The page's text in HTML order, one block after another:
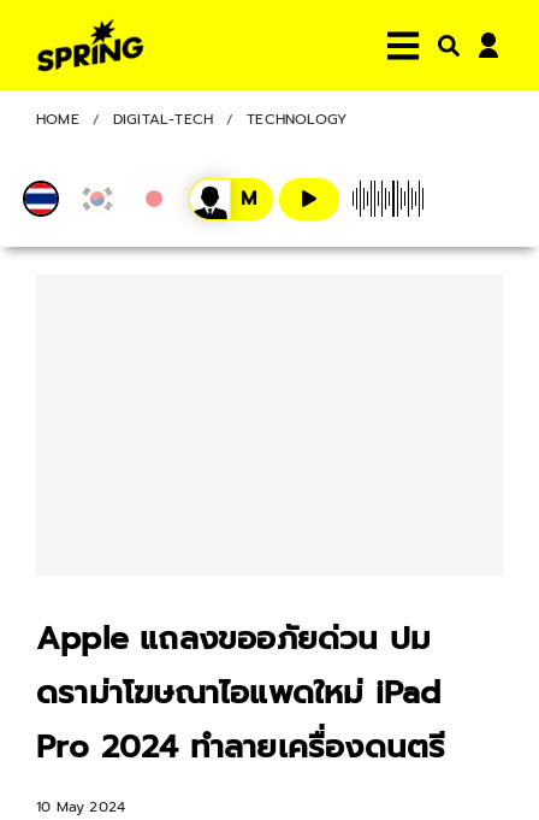
HOME DIGITAL-TECH TECHNOLOGY
Apple แถลงขออภัยด่วน ปม
ดราม่าโฆษณาไอแพดใหม่ iPad
Pro 2024 ทำลายเครื่องดนตรี
10 May 2024